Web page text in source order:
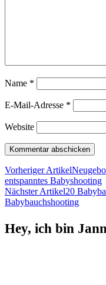
Name *
E-Mail-Adresse *
Website
Vorheriger Artikel
entspanntes Babyshooting
Nächster Artikel20
Babybauchshooting
Hey, ich bin